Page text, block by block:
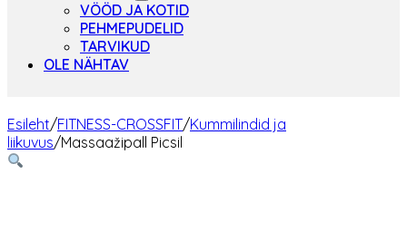
VÖÖD JA KOTID
PEHMEPUDELID
TARVIKUD
OLE NÄHTAV
Esileht/FITNESS-CROSSFIT/Kummilindid ja
liikuvus/Massaažipall Picsil